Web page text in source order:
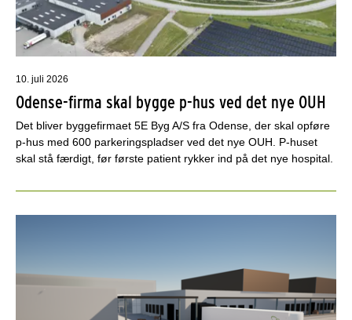
10. juli 2026
Odense-firma skal bygge p-hus ved det nye OUH
Det bliver byggefirmaet 5E Byg A/S fra Odense, der skal opføre
p-hus med 600 parkeringspladser ved det nye OUH. P-huset
skal stå færdigt, før første patient rykker ind på det nye hospital.